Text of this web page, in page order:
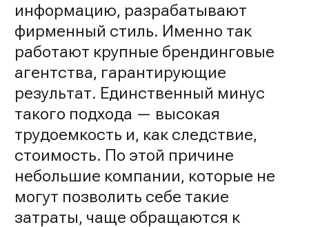
информацию, разрабатывают
фирменный стиль. Именно так
работают крупные брендинговые
агентства, гарантирующие
результат. Единственный минус
такого подхода — высокая
трудоемкость и, как следствие,
стоимость. По этой причине
небольшие компании, которые не
могут позволить себе такие
затраты, чаще обращаются к